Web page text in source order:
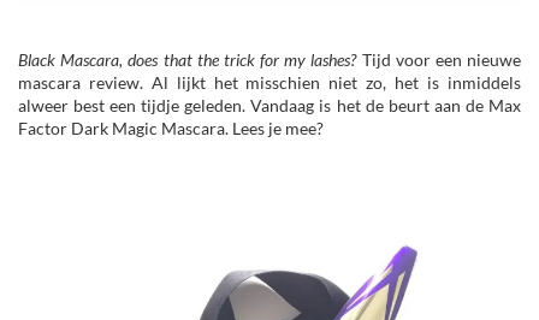
Black Mascara, does that the trick for my lashes? Tijd voor een nieuwe
mascara review. Al lijkt het misschien niet zo, het is inmiddels
alweer best een tijdje geleden. Vandaag is het de beurt aan de Max
Factor Dark Magic Mascara. Lees je mee?